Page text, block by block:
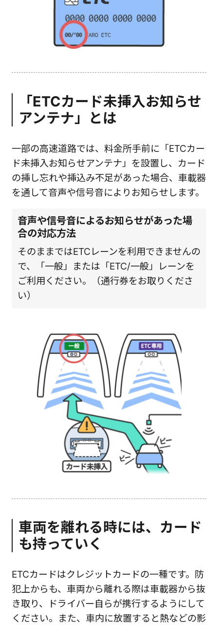
「ETCカード未挿入お知らせ
アンテナ」とは
一部の高速道路では、料金所手前に「ETCカー
ド未挿入お知らせアンテナ」を設置し、カード
の挿し忘れや挿込み不足があった場合、車載器
を通して音声や信号音によりお知らせします。
音声や信号音によるお知らせがあった場
合の対応方法
そのままではETCレーンを利用できませんの
で、「一般」または「ETC/一般」レーンを
ご利用ください。（通行券をお取りくださ
い）
車両を離れる時には、カード
も持っていく
ETCカードはクレジットカードの一種です。防
犯上からも、車両から離れる際は車載器から抜
き取り、ドライバー自らが携行するようにして
ください。また、車内に放置すると熱などの影